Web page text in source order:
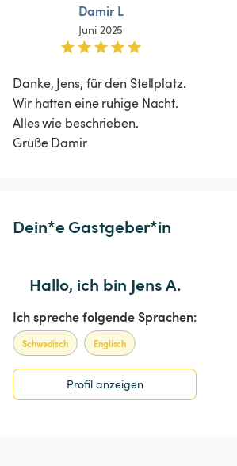
Damir L
Juni 2025
Danke, Jens, für den Stellplatz.
Wir hatten eine ruhige Nacht.
Alles wie beschrieben.
Grüße Damir
Dein*e Gastgeber*in
Hallo, ich bin Jens A.
Ich spreche folgende Sprachen:
Schwedisch Englisch
Profil anzeigen